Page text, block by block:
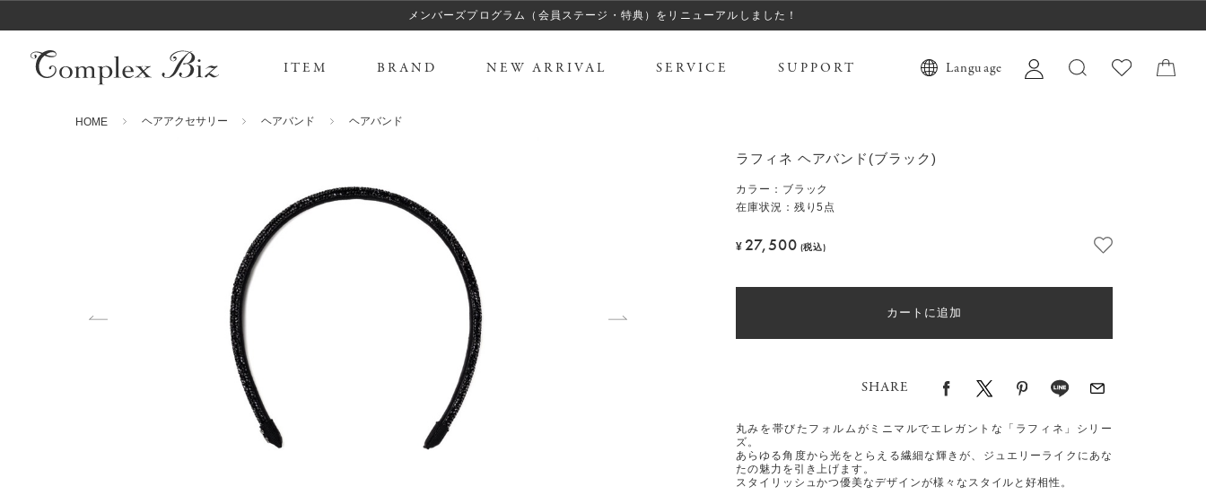
メンバーズプログラム（会員ステージ・特典）をリニューアルしました！
ITEM BRAND NEW ARRIVAL SERVICE SUPPORT Language
HOME ヘアアクセサリー ヘアバンド ヘアバンド
ラフィネ ヘアバンド(ブラック)
カラー ： ブラック
在庫状況：残り5点
¥ 27,500 (税込)
カートに追加
SHARE
丸みを帯びたフォルムがミニマルでエレガントな「ラフィネ」シリー
ズ。
あらゆる角度から光をとらえる繊細な輝きが、ジュエリーライクにあな
たの魅力を引き上げます。
スタイリッシュかつ優美なデザインが様々なスタイルと好相性。